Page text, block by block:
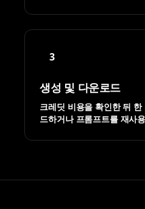
3
생성 및 다운로드
크레딧 비용을 확인한 뒤
드하거나 프롬프트를 재사